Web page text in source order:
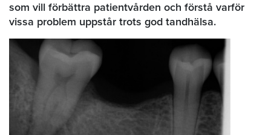
som vill förbättra patientvården och förstå varför
vissa problem uppstår trots god tandhälsa.